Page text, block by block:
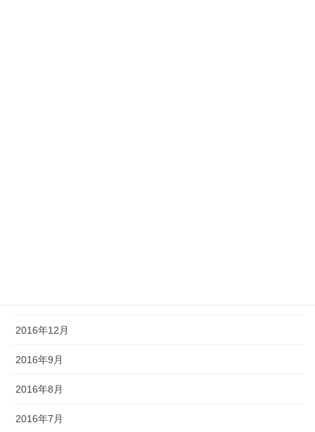
2016年12月
2016年9月
2016年8月
2016年7月